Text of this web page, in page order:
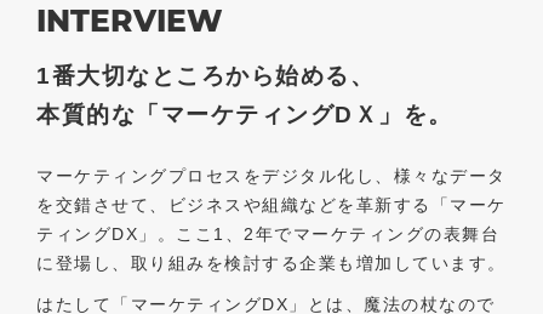
INTERVIEW
1番大切なところから始める、
本質的な「マーケティングDＸ」を。
マーケティングプロセスをデジタル化し、様々なデータ
を交錯させて、ビジネスや組織などを革新する「マーケ
ティングDX」。ここ1、2年でマーケティングの表舞台
に登場し、取り組みを検討する企業も増加しています。
はたして「マーケティングDX」とは、魔法の杖なので